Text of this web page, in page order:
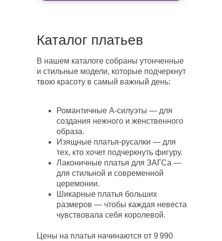
Каталог платьев
В нашем каталоге собраны утонченные
и стильные модели, которые подчеркнут
твою красоту в самый важный день:
Романтичные А-силуэты — для
создания нежного и женственного
образа.
Изящные платья-русалки — для
тех, кто хочет подчеркнуть фигуру.
Лаконичные платья для ЗАГСа —
для стильной и современной
церемонии.
Шикарные платья больших
размеров — чтобы каждая невеста
чувствовала себя королевой.
Цены на платья начинаются от 9 990